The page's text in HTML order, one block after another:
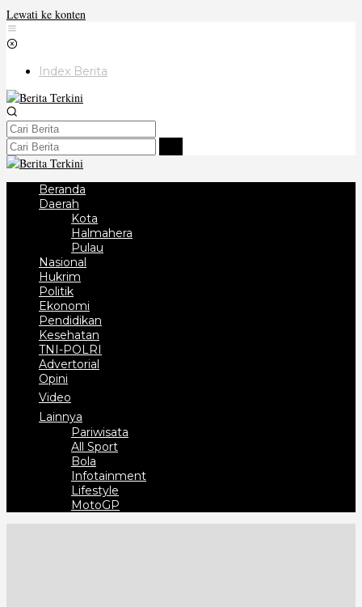
Lewati ke konten
Index Berita
Beranda
Daerah
Kota
Halmahera
Pulau
Nasional
Hukrim
Politik
Ekonomi
Pendidikan
Kesehatan
TNI-POLRI
Advertorial
Opini
Video
Lainnya
Pariwisata
All Sport
Bola
Infotainment
Lifestyle
MotoGP